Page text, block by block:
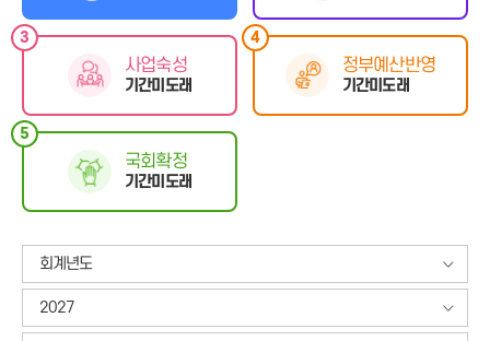
3
사업숙성
기간미도래
4
정부예산반영
기간미도래
5
국회확정
기간미도래
회계년도
2027